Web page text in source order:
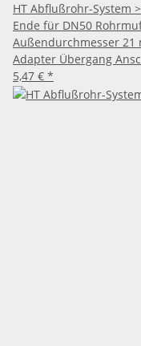
HT Abflußrohr-System
Ende für DN50
Außendurchmesser 21
Adapter Übergang
5,47 € *